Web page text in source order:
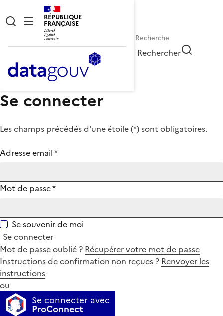
RÉPUBLIQUE
FRANÇAISE
Rechercher
Se connecter
Les champs précédés d'une étoile (*) sont obligatoires.
Adresse email*
Mot de passe*
Se souvenir de moi
Se connecter
Mot de passe oublié ? Récupérer votre mot de passe
Instructions de confirmation non reçues ? Renvoyer les
instructions
ou
Se connecter avec
ProConnect